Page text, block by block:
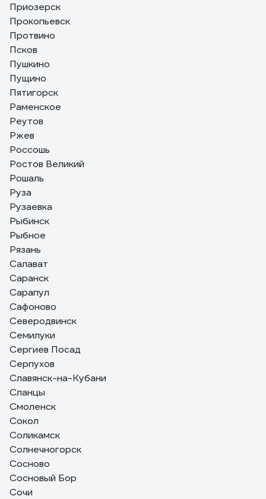
Приозерск
Прокопьевск
Протвино
Псков
Пушкино
Пущино
Пятигорск
Раменское
Реутов
Ржев
Россошь
Ростов Великий
Рошаль
Руза
Рузаевка
Рыбинск
Рыбное
Рязань
Салават
Саранск
Сарапул
Сафоново
Северодвинск
Семилуки
Сергиев Посад
Серпухов
Славянск-на-Кубани
Сланцы
Смоленск
Сокол
Соликамск
Солнечногорск
Сосново
Сосновый Бор
Сочи